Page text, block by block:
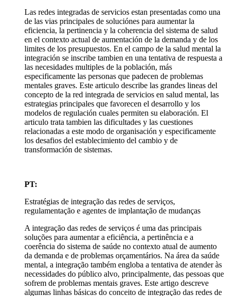
Las redes integradas de servicios estan presentadas como una
de las vias principales de soluciónes para aumentar la
eficiencia, la pertinencia y la coherencia del sistema de salud
en el contexto actual de aumentación de la demanda y de los
limites de los presupuestos. En el campo de la salud mental la
integración se inscribe tambien en una tentativa de respuesta a
las necesidades multiples de la población, más
especificamente las personas que padecen de problemas
mentales graves. Este articulo describe las grandes lineas del
concepto de la red integrada de servicios en salud mental, las
estrategias principales que favorecen el desarrollo y los
modelos de regulación cuales permiten su elaboración. El
articulo trata tambien las dificultades y las cuestiones
relacionadas a este modo de organisación y especificamente
los desafios del establecimiento del cambio y de
transformación de sistemas.
PT:
Estratégias de integração das redes de serviços,
regulamentação e agentes de implantação de mudanças
A integração das redes de serviços é uma das principais
soluções para aumentar a eficiência, a pertinência e a
coerência do sistema de saúde no contexto atual de aumento
da demanda e de problemas orçamentários. Na área da saúde
mental, a integração também engloba a tentativa de atender às
necessidades do público alvo, principalmente, das pessoas que
sofrem de problemas mentais graves. Este artigo descreve
algumas linhas básicas do conceito de integração das redes de